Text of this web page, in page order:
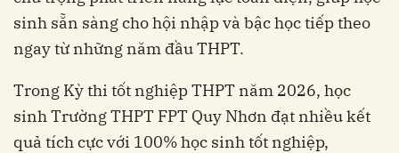
sinh sẵn sàng cho hội nhập và bậc học tiếp theo
ngay từ những năm đầu THPT.
Trong Kỳ thi tốt nghiệp THPT năm 2026, học
sinh Trường THPT FPT Quy Nhơn đạt nhiều kết
quả tích cực với 100% học sinh tốt nghiệp,